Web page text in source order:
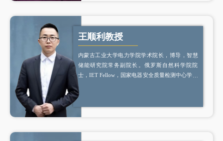
王顺利教授
内蒙古工业大学电力学院学术院长，博导，智慧
储能研究院常务副院长。俄罗斯自然科学院院
士，IET Fellow，国家电器安全质量检测中心学术
带头人，省级天府青城科技人才，省级海外高层
次留学人才，省级A类天府英才，中国科技城首批